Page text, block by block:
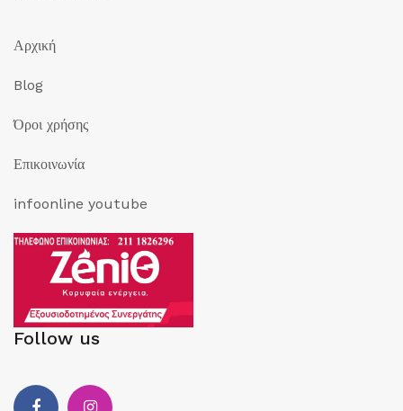
Αρχική
Blog
Όροι χρήσης
Επικοινωνία
infoonline youtube
Follow us